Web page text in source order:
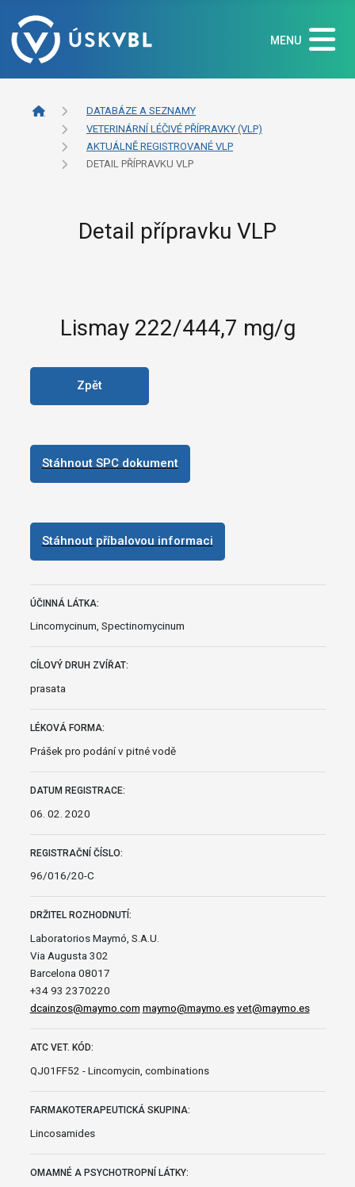
MENU
DATABÁZE A SEZNAMY
VETERINÁRNÍ LÉČIVÉ PŘÍPRAVKY (VLP)
AKTUÁLNĚ REGISTROVANÉ VLP
DETAIL PŘÍPRAVKU VLP
Detail přípravku VLP
Lismay 222/444,7 mg/g
Zpět
Stáhnout SPC dokument
Stáhnout příbalovou informaci
ÚČINNÁ LÁTKA:
Lincomycinum, Spectinomycinum
CÍLOVÝ DRUH ZVÍŘAT:
prasata
LÉKOVÁ FORMA:
Prášek pro podání v pitné vodě
DATUM REGISTRACE:
06. 02. 2020
REGISTRAČNÍ ČÍSLO:
96/016/20-C
DRŽITEL ROZHODNUTÍ:
Laboratorios Maymó, S.A.U.
Via Augusta 302
Barcelona 08017
+34 93 2370220
dcainzos@maymo.com maymo@maymo.es vet@maymo.es
ATC VET. KÓD:
QJ01FF52 - Lincomycin, combinations
FARMAKOTERAPEUTICKÁ SKUPINA:
Lincosamides
OMAMNÉ A PSYCHOTROPNÍ LÁTKY: